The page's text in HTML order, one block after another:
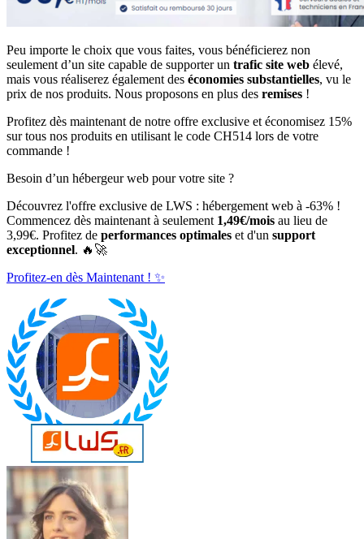
Peu importe le choix que vous faites, vous bénéficierez non
seulement d’un site capable de supporter un trafic site web élevé,
mais vous réaliserez également des économies substantielles, vu le
prix de nos produits. Nous proposons en plus des remises !
Profitez dès maintenant de notre offre exclusive et économisez 15%
sur tous nos produits en utilisant le code CH514 lors de votre
commande !
Besoin d’un hébergeur web pour votre site ?
Découvrez l'offre exclusive de LWS : hébergement web à -63% !
Commencez dès maintenant à seulement 1,49€/mois au lieu de
3,99€. Profitez de performances optimales et d'un support
exceptionnel. 🔥🚀
Profitez-en dès Maintenant ! ✨